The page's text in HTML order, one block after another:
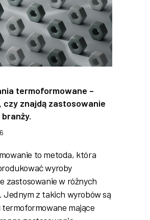
termoformowane –
czy znajdą zastosowanie
to metoda, która
wyroby
zastosowanie w różnych
Jednym z takich wyrobów są
termoformowane mające